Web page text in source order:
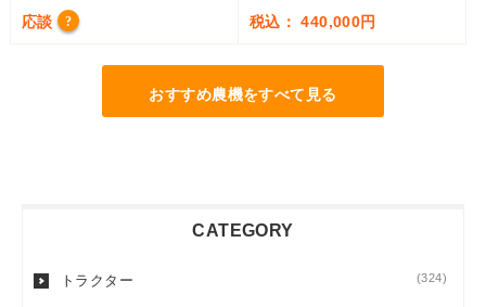
応談
?
税込： 440,000円
おすすめ農機をすべて見る
CATEGORY
トラクター (324)